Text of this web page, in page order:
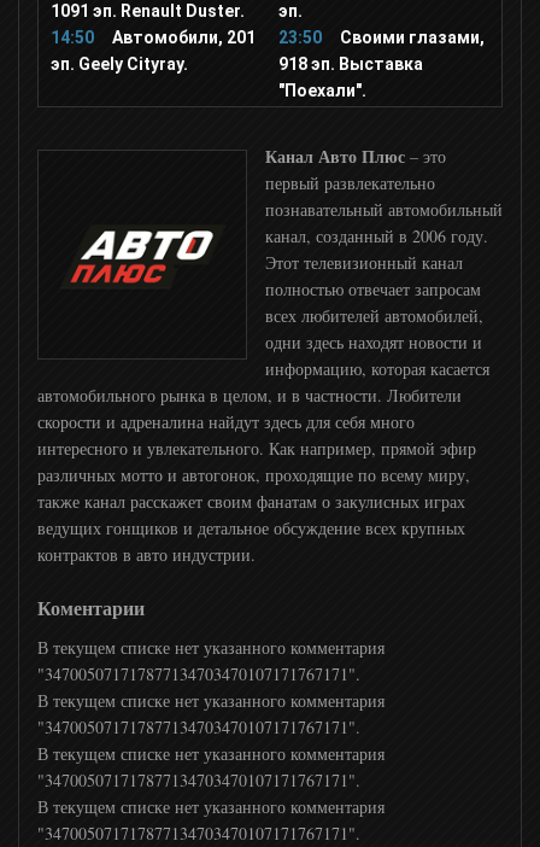
Мир 24 ТВ
Russia Today Doc
Eurosport
Eurosport 2
Setanta Sports
Сетанта Спорт Плюс
Боец ТВ
Бокс тв
1091 эп. Renault Duster.
14:50
Автомобили, 201
эп. Geely Cityray.
эп.
23:50
Своими глазами,
918 эп. Выставка
"Поехали".
Канал Авто Плюс– это
первый развлекательно
познавательный автомобильный
канал, созданный в 2006 году.
Этот телевизионный канал
полностью отвечает запросам
всех любителей автомобилей,
одни здесь находят новости и
информацию, которая касается
автомобильного рынка в целом, и в частности. Любители
скорости и адреналина найдут здесь для себя много
интересного и увлекательного. Как например, прямой эфир
различных мотто и автогонок, проходящие по всему миру,
также канал расскажет своим фанатам о закулисных играх
ведущих гонщиков и детальное обсуждение всех крупных
контрактов в авто индустрии.
Коментарии
В текущем списке нет указанного комментария
"347005071717877134703470107171767171".
В текущем списке нет указанного комментария
"347005071717877134703470107171767171".
В текущем списке нет указанного комментария
"347005071717877134703470107171767171".
В текущем списке нет указанного комментария
"347005071717877134703470107171767171".